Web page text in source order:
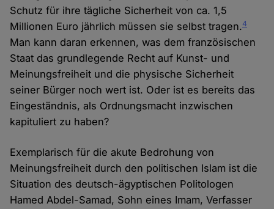
Schutz für ihre tägliche Sicherheit von ca. 1,5
Millionen Euro jährlich müssen sie selbst tragen.4
Man kann daran erkennen, was dem französischen
Staat das grundlegende Recht auf Kunst- und
Meinungsfreiheit und die physische Sicherheit
seiner Bürger noch wert ist. Oder ist es bereits das
Eingeständnis, als Ordnungsmacht inzwischen
kapituliert zu haben?
Exemplarisch für die akute Bedrohung von
Meinungsfreiheit durch den politischen Islam ist die
Situation des deutsch-ägyptischen Politologen
Hamed Abdel-Samad, Sohn eines Imam, Verfasser